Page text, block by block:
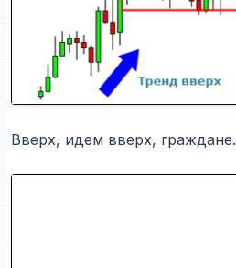
Вверх, идем вверх, граждане.